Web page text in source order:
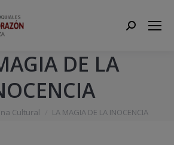
Search:
DE LA
Cultural LA MAGIA DE LA INOCENCIA